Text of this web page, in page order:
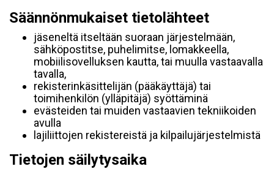
Säännönmukaiset tietolähteet
jäseneltä itseltään suoraan järjestelmään,
sähköpostitse, puhelimitse, lomakkeella,
mobiilisovelluksen kautta, tai muulla vastaavalla
tavalla,
rekisterinkäsittelijän (pääkäyttäjä) tai
toimihenkilön (ylläpitäjä) syöttäminä
evästeiden tai muiden vastaavien tekniikoiden
avulla
lajiliittojen rekistereistä ja kilpailujärjestelmistä
Tietojen säilytysaika